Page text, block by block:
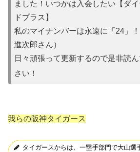
ました！いつかは入会 したい【ダ
ドプラス】
私のマイナンバーは永遠に「24」
進次郎さん）
日々頑張って更新するので是非読
さい！
我らの阪神タイガース
タイガースからは、一塁手部門で大山選